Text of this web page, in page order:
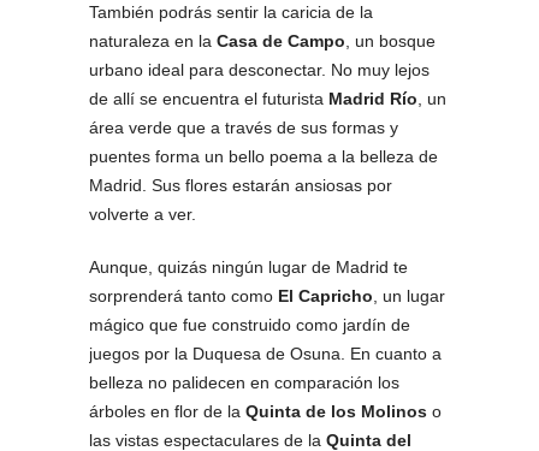
También podrás sentir la caricia de la
naturaleza en la Casa de Campo , un bosque
urbano ideal para desconectar. No muy lejos
de allí se encuentra el futurista Madrid Río , un
área verde que a través de sus formas y
puentes forma un bello poema a la belleza de
Madrid. Sus flores estarán ansiosas por
volverte a ver.
Aunque, quizás ningún lugar de Madrid te
sorprenderá tanto como El Capricho , un lugar
mágico que fue construido como jardín de
juegos por la Duquesa de Osuna. En cuanto a
belleza no palidecen en comparación los
árboles en flor de la Quinta de los Molinos o
las vistas espectaculares de la Quinta del